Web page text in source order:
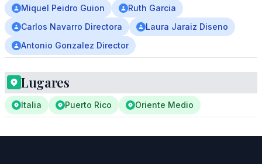
Miquel Peidro Guion
Ruth Garcia
Carlos Navarro Directora
Laura Jaraiz Diseno
Antonio Gonzalez Director
Lugares
Italia Puerto Rico Oriente Medio